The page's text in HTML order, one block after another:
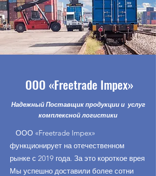
OOO «Freetrade Impex»
Надежный Поставщик продукции и услуг
комплексной логистики
ООО «Freetrade Impex»
функционирует на отечественном
рынке с 2019 года. За это короткое врея
Мы успешно доставили более сотни